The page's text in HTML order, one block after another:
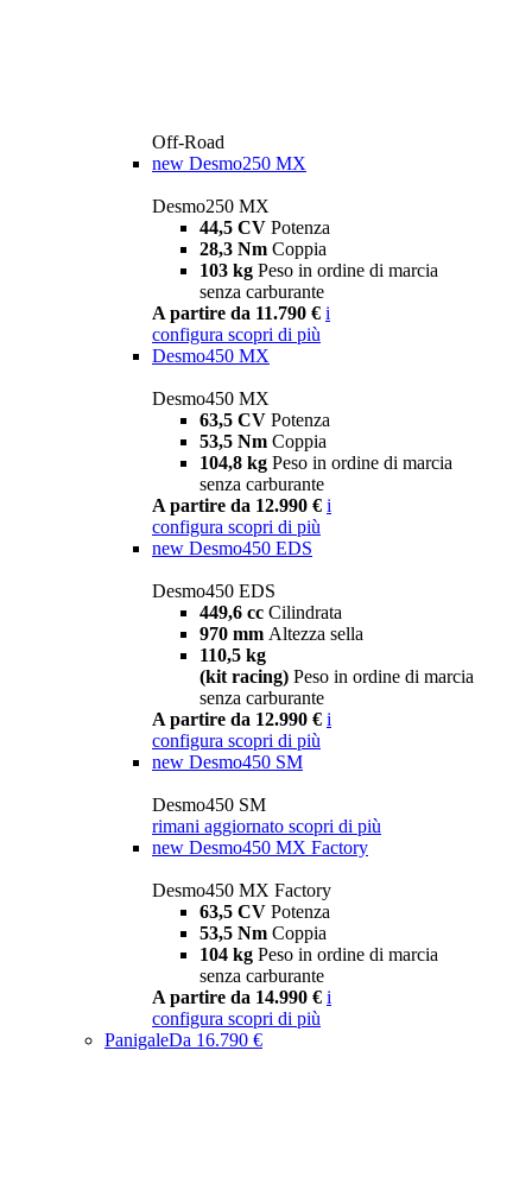
Off-Road
new Desmo250 MX
Desmo250 MX
44,5 CV Potenza
28,3 Nm Coppia
103 kg Peso in ordine di marcia
senza carburante
A partire da 11.790 € i
configura scopri di più
Desmo450 MX
Desmo450 MX
63,5 CV Potenza
53,5 Nm Coppia
104,8 kg Peso in ordine di marcia
senza carburante
A partire da 12.990 € i
configura scopri di più
new Desmo450 EDS
Desmo450 EDS
449,6 cc Cilindrata
970 mm Altezza sella
110,5 kg
(kit racing) Peso in ordine di marcia
senza carburante
A partire da 12.990 € i
configura scopri di più
new Desmo450 SM
Desmo450 SM
rimani aggiornato scopri di più
new Desmo450 MX Factory
Desmo450 MX Factory
63,5 CV Potenza
53,5 Nm Coppia
104 kg Peso in ordine di marcia
senza carburante
A partire da 14.990 € i
configura scopri di più
PanigaleDa 16.790 €